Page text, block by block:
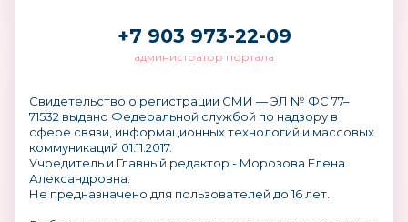
+7 903 973-22-09
администратор портала
Свидетельство о регистрации СМИ — ЭЛ № ФС 77–
71532 выдано Федеральной службой по надзору в
сфере связи, информационных технологий и массовых
коммуникаций 01.11.2017.
Учредитель и Главный редактор - Морозова Елена
Александровна.
Не предназначено для пользователей до 16 лет.